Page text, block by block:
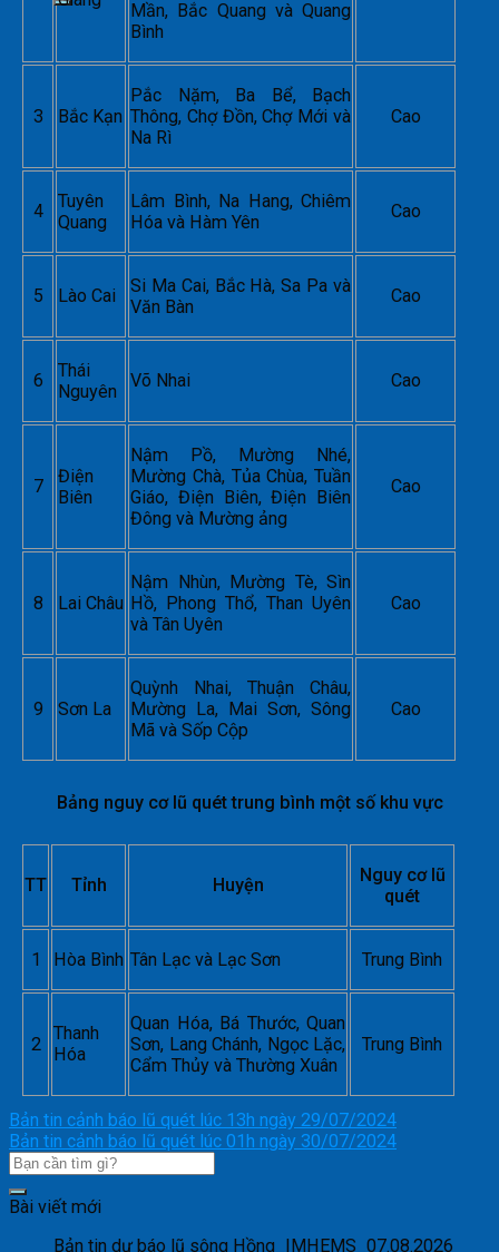
Mần, Bắc Quang và Quang
Bình
3 Bắc Kạn
Pắc Nặm, Ba Bể, Bạch
Thông, Chợ Đồn, Chợ Mới và
Na Rì
Cao
4
Tuyên
Quang
Lâm Bình, Na Hang, Chiêm
Hóa và Hàm Yên
Cao
5 Lào Cai
Si Ma Cai, Bắc Hà, Sa Pa và
Văn Bàn
Cao
6
Thái
Nguyên
Võ Nhai Cao
7
Điện
Biên
Nậm Pồ, Mường Nhé,
Mường Chà, Tủa Chùa, Tuần
Giáo, Điện Biên, Điện Biên
Đông và Mường ảng
Cao
8 Lai Châu
Nậm Nhùn, Mường Tè, Sìn
Hồ, Phong Thổ, Than Uyên
và Tân Uyên
Cao
9 Sơn La
Quỳnh Nhai, Thuận Châu,
Mường La, Mai Sơn, Sông
Mã và Sốp Cộp
Cao
Bảng nguy cơ lũ quét trung bình một số khu vực
TT Tỉnh Huyện
Nguy cơ lũ
quét
1 Hòa Bình Tân Lạc và Lạc Sơn Trung Bình
2
Thanh
Hóa
Quan Hóa, Bá Thước, Quan
Sơn, Lang Chánh, Ngọc Lặc,
Cẩm Thủy và Thường Xuân
Trung Bình
Bản tin cảnh báo lũ quét lúc 13h ngày 29/07/2024
Bản tin cảnh báo lũ quét lúc 01h ngày 30/07/2024
Bài viết mới
Bản tin dự báo lũ sông Hồng_IMHEMS_07.08.2026